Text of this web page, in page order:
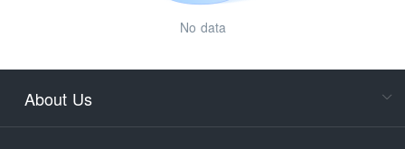
No data
About Us